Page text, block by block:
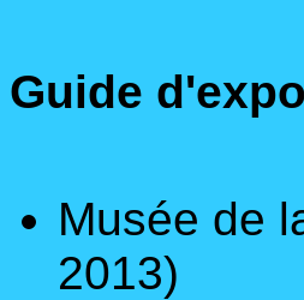
Guide
Musée de
2013)